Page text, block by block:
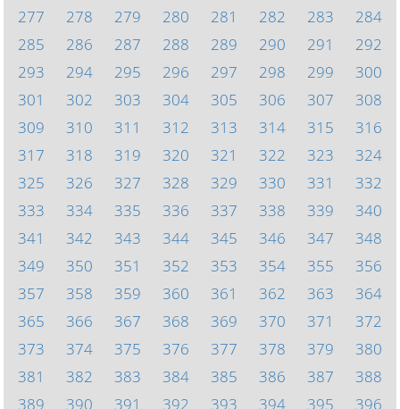
277
278 279 280 281 282 283
284
285
286 287 288 289 290 291
292
293
294 295 296 297 298 299
300
301
302 303 304 305 306 307
308
309
310 311 312 313 314 315
316
317
318 319 320 321 322 323
324
325
326 327 328 329 330 331
332
333
334 335 336 337 338 339
340
341
342 343 344 345 346 347
348
349
350 351 352 353 354 355
356
357
358 359 360 361 362 363
364
365
366 367 368 369 370 371
372
373
374 375 376 377 378 379
380
381
382 383 384 385 386 387
388
389
390 391 392 393 394 395 396